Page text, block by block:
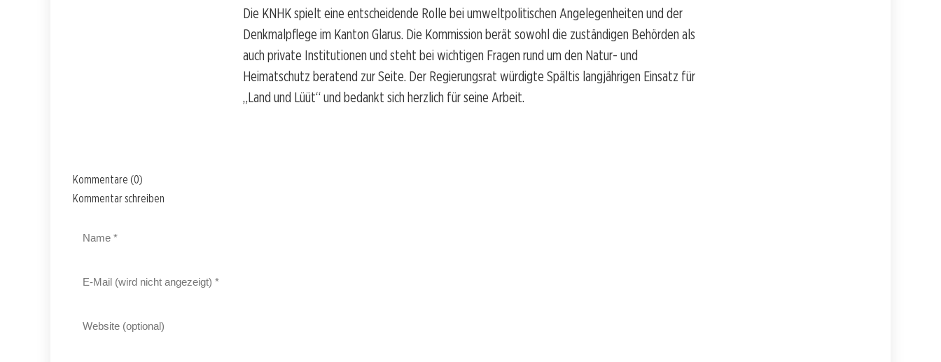
Die KNHK spielt eine entscheidende Rolle bei umweltpolitischen Angelegenheiten und der
Denkmalpflege im Kanton Glarus. Die Kommission berät sowohl die zuständigen Behörden als
auch private Institutionen und steht bei wichtigen Fragen rund um den Natur- und
Heimatschutz beratend zur Seite. Der Regierungsrat würdigte Spältis langjährigen Einsatz für
„Land und Lüüt“ und bedankt sich herzlich für seine Arbeit.
Kommentare (0)
Kommentar schreiben